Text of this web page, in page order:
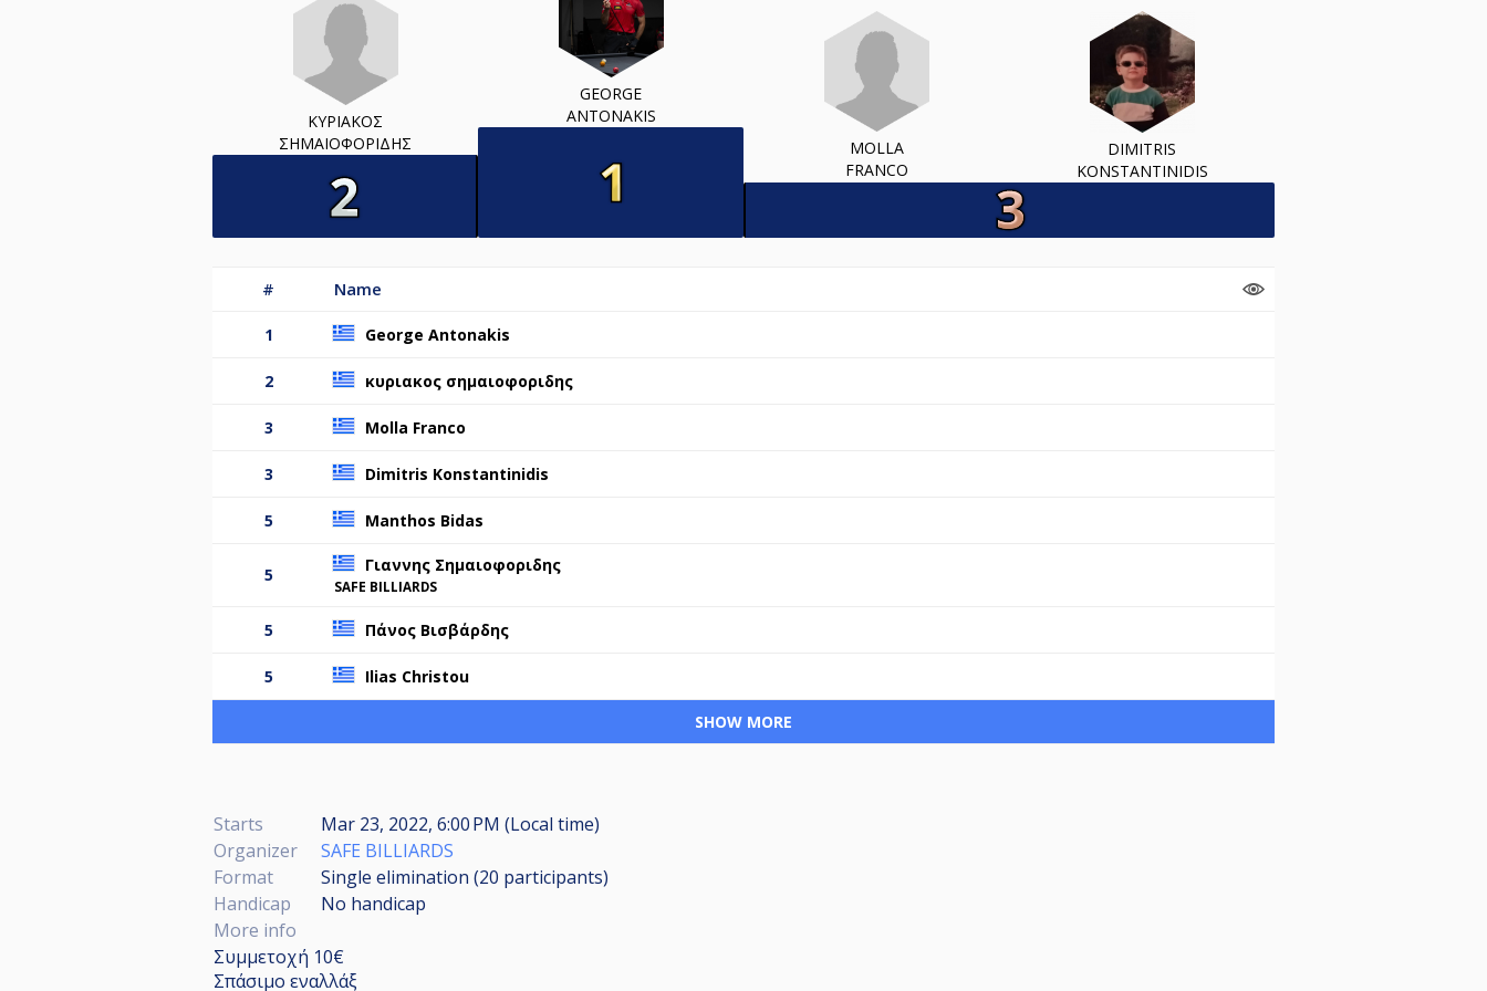
ΚΥΡΙΑΚΟΣ
ΣΗΜΑΙΟΦΟΡΙΔΗΣ
GEORGE
ANTONAKIS
MOLLA
FRANCO
DIMITRIS
KONSTANTINIDIS
# Name
1 George Antonakis
2 κυριακος σημαιοφοριδης
3 Molla Franco
3 Dimitris Konstantinidis
5 Manthos Bidas
5 Γιαννης Σημαιοφοριδης
SAFE BILLIARDS
5 Πάνος Βισβάρδης
5 Ilias Christou
SHOW MORE
Starts
Mar 23, 2022, 6:00 PM (Local time)
Organizer
SAFE BILLIARDS
Format
Single elimination (20 participants)
Handicap
No handicap
More info
Συμμετοχή 10€
Σπάσιμο εναλλάξ